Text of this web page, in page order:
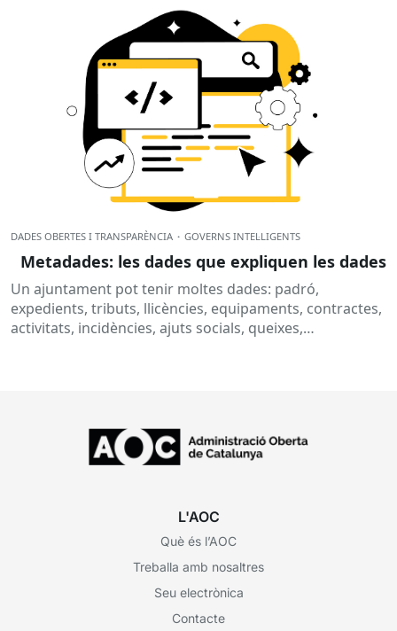
DADES OBERTES I TRANSPARÈNCIA · GOVERNS INTEL·LIGENTS
Metadades: les dades que expliquen les dades
Un ajuntament pot tenir moltes dades: padró,
expedients, tributs, llicències, equipaments, contractes,
activitats, incidències, ajuts socials, queixes,
L'AOC
Què és l’AOC
Treballa amb nosaltres
Seu electrònica
Contacte